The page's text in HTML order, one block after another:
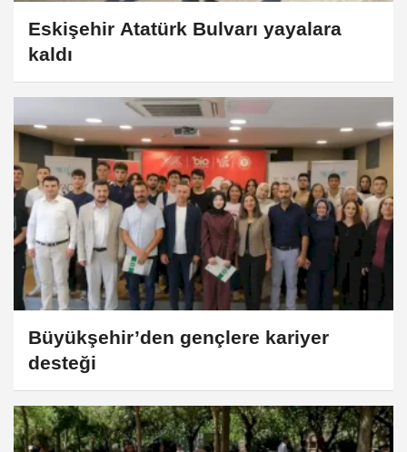
Eskişehir Atatürk Bulvarı yayalara
kaldı
Büyükşehir’den gençlere kariyer
desteği